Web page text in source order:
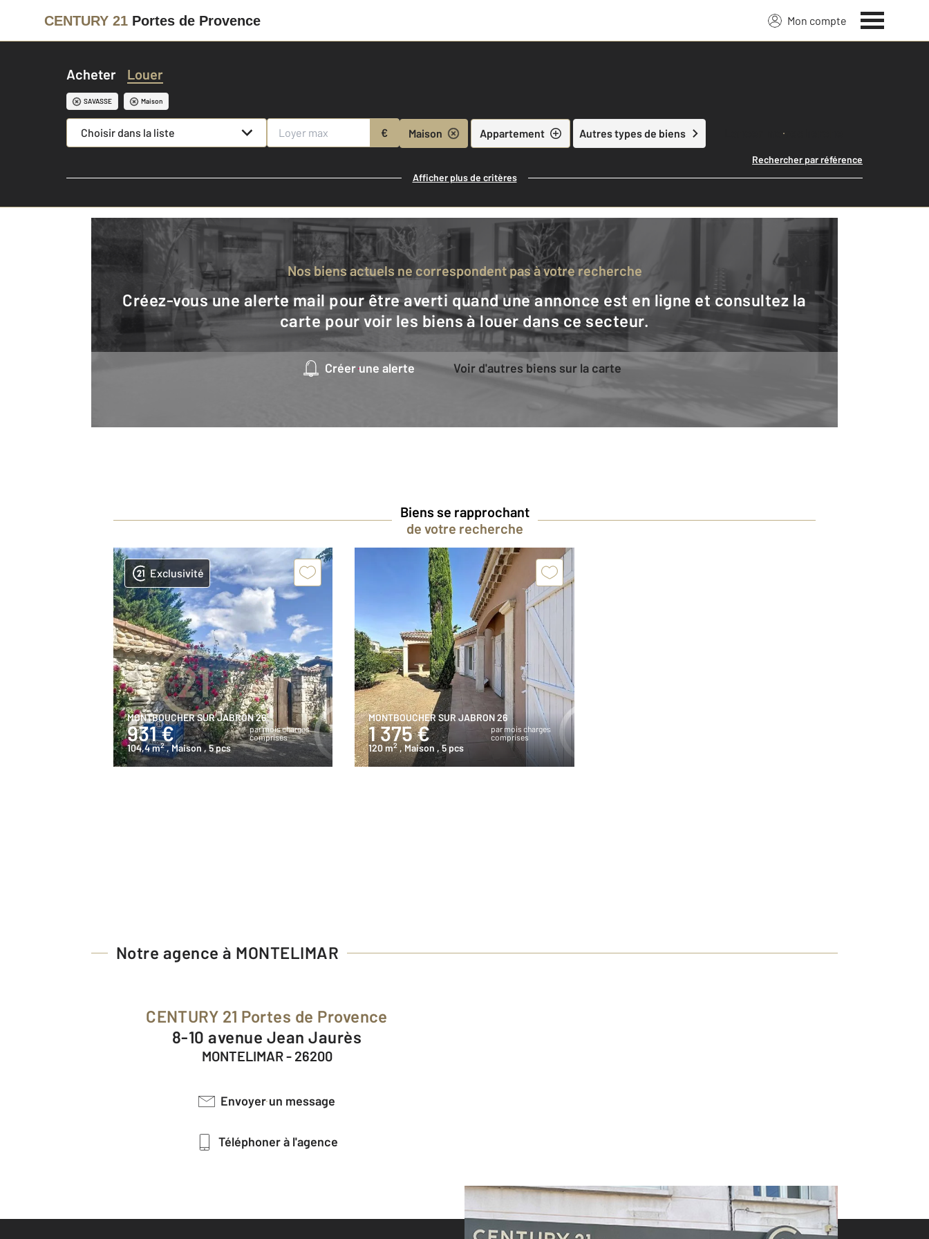
CENTURY 21 Portes de Provence Mon compte
Acheter Louer
SAVASSE Maison
Choisir dans la liste € Maison Appartement Autres types de biens Lancer ma recherche
Rechercher par référence
Afficher plus de critères
Nos biens actuels ne correspondent pas à votre recherche
Créez-vous une alerte mail pour être averti quand une annonce est en ligne et consultez la
carte pour voir les biens à louer dans ce secteur.
Créer une alerte Voir d'autres biens sur la carte
Biens se rapprochant
de votre recherche
Exclusivité
MONTBOUCHER SUR JABRON 26
931 €
par mois charges
comprises
104,4 m2 , Maison , 5 pcs
MONTBOUCHER SUR JABRON 26
1 375 €
par mois charges
comprises
120 m2 , Maison , 5 pcs
Notre agence à MONTELIMAR
CENTURY 21 Portes de Provence
8-10 avenue Jean Jaurès
MONTELIMAR - 26200
Envoyer un message
Téléphoner à l'agence